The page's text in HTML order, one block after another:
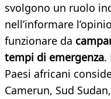
svolgono un ruolo
nell’informare
funzionare da
tempi di emergenza.
Paesi africani
Camerun, Sud